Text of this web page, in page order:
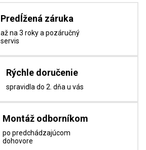
Predĺžená záruka
až na 3 roky a pozáručný
servis
Rýchle doručenie
spravidla do 2. dňa u vás
Montáž odborníkom
po predchádzajúcom
dohovore